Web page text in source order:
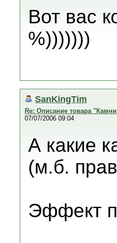
Вот вас
%)))))))
SanKingTim
Re: Описание товара
07/07/2006 09:04
А какие
(м.б.
Эффект